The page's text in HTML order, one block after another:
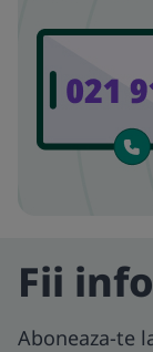
Fii
Aboneaza-te